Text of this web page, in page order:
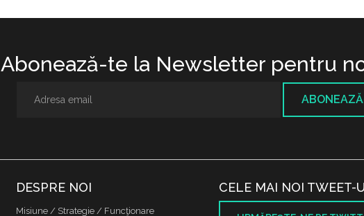
Abonează-te la Newsletter pentru
DESPRE NOI
Misiune / Strategie / Funcţionare
CELE MAI NOI TWEET-